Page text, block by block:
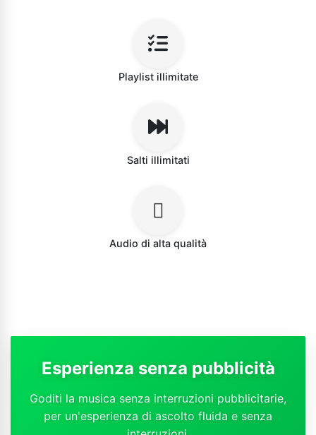
Playlist illimitate
Salti illimitati
Audio di alta qualità
Esperienza senza pubblicità
Goditi la musica senza interruzioni pubblicitarie,
per un'esperienza di ascolto fluida e senza